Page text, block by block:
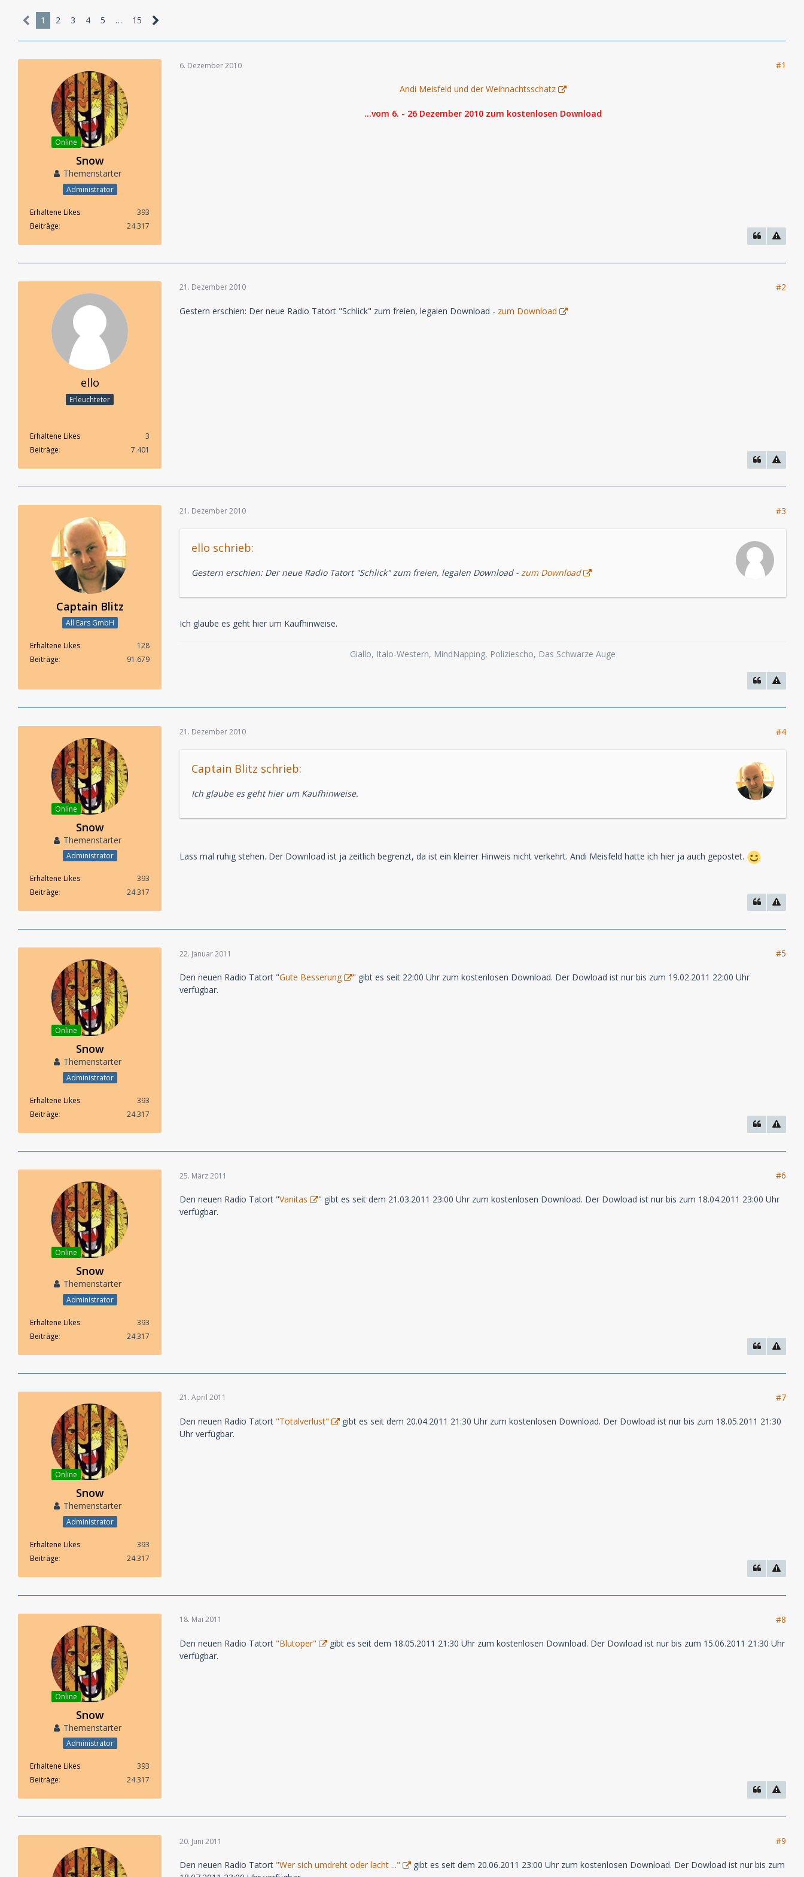
1 2 3 4 5 … 15
Online
Snow
Themenstarter
Administrator
Erhaltene Likes
393
Beiträge
24.317
6. Dezember 2010 #1
Andi Meisfeld und der Weihnachtsschatz
...vom 6. - 26 Dezember 2010 zum kostenlosen Download
ello
Erleuchteter
Erhaltene Likes
3
Beiträge
7.401
21. Dezember 2010 #2
Gestern erschien: Der neue Radio Tatort "Schlick" zum freien, legalen Download - zum Download
Captain Blitz
All Ears GmbH
Erhaltene Likes
128
Beiträge
91.679
21. Dezember 2010 #3
ello schrieb:
Gestern erschien: Der neue Radio Tatort "Schlick" zum freien, legalen Download - zum Download
Ich glaube es geht hier um Kaufhinweise.
Giallo, Italo-Western, MindNapping, Poliziescho, Das Schwarze Auge
Online
Snow
Themenstarter
Administrator
Erhaltene Likes
393
Beiträge
24.317
21. Dezember 2010 #4
Captain Blitz schrieb:
Ich glaube es geht hier um Kaufhinweise.
Lass mal ruhig stehen. Der Download ist ja zeitlich begrenzt, da ist ein kleiner Hinweis nicht verkehrt. Andi Meisfeld hatte ich hier ja auch gepostet.
Online
Snow
Themenstarter
Administrator
Erhaltene Likes
393
Beiträge
24.317
22. Januar 2011 #5
Den neuen Radio Tatort "Gute Besserung
" gibt es seit 22:00 Uhr zum kostenlosen Download. Der Dowload ist nur bis zum 19.02.2011 22:00 Uhr
verfügbar.
Online
Snow
Themenstarter
Administrator
Erhaltene Likes
393
Beiträge
24.317
25. März 2011 #6
Den neuen Radio Tatort "Vanitas
" gibt es seit dem 21.03.2011 23:00 Uhr zum kostenlosen Download. Der Dowload ist nur bis zum 18.04.2011 23:00 Uhr
verfügbar.
Online
Snow
Themenstarter
Administrator
Erhaltene Likes
393
Beiträge
24.317
21. April 2011 #7
Den neuen Radio Tatort "Totalverlust"
gibt es seit dem 20.04.2011 21:30 Uhr zum kostenlosen Download. Der Dowload ist nur bis zum 18.05.2011 21:30
Uhr verfügbar.
Online
Snow
Themenstarter
Administrator
Erhaltene Likes
393
Beiträge
24.317
18. Mai 2011 #8
Den neuen Radio Tatort "Blutoper"
gibt es seit dem 18.05.2011 21:30 Uhr zum kostenlosen Download. Der Dowload ist nur bis zum 15.06.2011 21:30 Uhr
verfügbar.
20. Juni 2011 #9
Den neuen Radio Tatort "Wer sich umdreht oder lacht ..."
gibt es seit dem 20.06.2011 23:00 Uhr zum kostenlosen Download. Der Dowload ist nur bis zum